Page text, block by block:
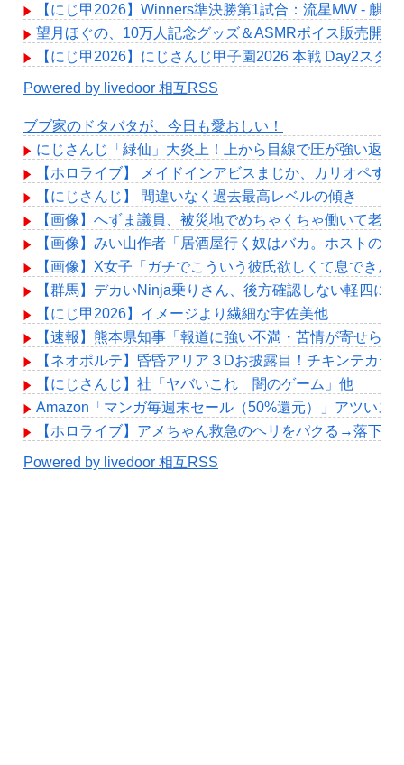
【にじ甲2026】Winners準決勝第1試合：流星MW - 麒
望月ほぐの、10万人記念グッズ＆ASMRボイス販売開
【にじ甲2026】にじさんじ甲子園2026 本戦 Day2スタ
Powered by livedoor 相互RSS
ブブ家のドタバタが、今日も愛おしい！
にじさんじ「緑仙」大炎上！上から目線で圧が強い返
【ホロライブ】 メイドインアビスまじか、カリオペすげ
【にじさんじ】 間違いなく過去最高レベルの傾き
【画像】へずま議員、被災地でめちゃくちゃ働いて老
【画像】みい山作者「居酒屋行く奴はバカ。ホストの
【画像】X女子「ガチでこういう彼氏欲しくて息できん
【群馬】デカいNinja乗りさん、後方確認しない軽四に
【にじ甲2026】イメージより繊細な宇佐美他
【速報】熊本県知事「報道に強い不満・苦情が寄せら
【ネオポルテ】昏昏アリア３Dお披露目！チキンテカテ
【にじさんじ】社「ヤバいこれ 闇のゲーム」他
Amazon「マンガ毎週末セール（50%還元）」アツいス
【ホロライブ】アメちゃん救急のヘリをパクる→落下【
Powered by livedoor 相互RSS